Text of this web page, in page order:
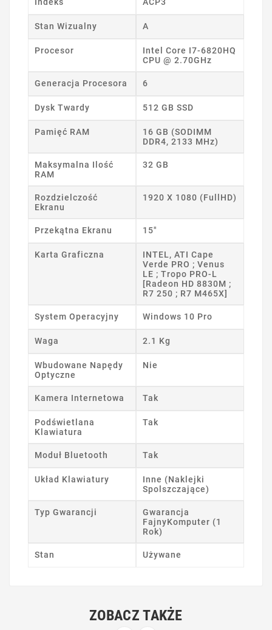
Stan Wizualny A
Procesor
Intel Core I7-6820HQ
CPU @ 2.70GHz
Generacja Procesora 6
Dysk Twardy 512 GB SSD
Pamięć RAM
16 GB (SODIMM
DDR4, 2133 MHz)
Maksymalna Ilość
RAM
32 GB
Rozdzielczość
Ekranu
1920 X 1080 (FullHD)
Przekątna Ekranu 15"
Karta Graficzna
INTEL, ATI Cape
Verde PRO ; Venus
LE ; Tropo PRO-L
[Radeon HD 8830M ;
R7 250 ; R7 M465X]
System Operacyjny Windows 10 Pro
Waga 2.1 Kg
Wbudowane Napędy
Optyczne
Nie
Kamera Internetowa Tak
Podświetlana
Klawiatura
Tak
Moduł Bluetooth Tak
Układ Klawiatury
Inne (Naklejki
Spolszczające)
Typ Gwarancji
Gwarancja
FajnyKomputer (1
Rok)
Stan Używane
ZOBACZ TAKŻE